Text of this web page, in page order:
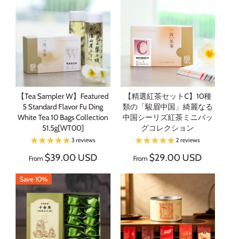
【Tea Sampler W】Featured
5 Standard Flavor Fu Ding
White Tea 10 Bags Collection
51.5g[WT00]
3 reviews
From $39.00 USD
【精選紅茶セットC】10種
類の「駿眉中国」綺麗なる
中国シーリズ紅茶ミニバッ
グコレクション
2 reviews
From $29.00 USD
Save 10%